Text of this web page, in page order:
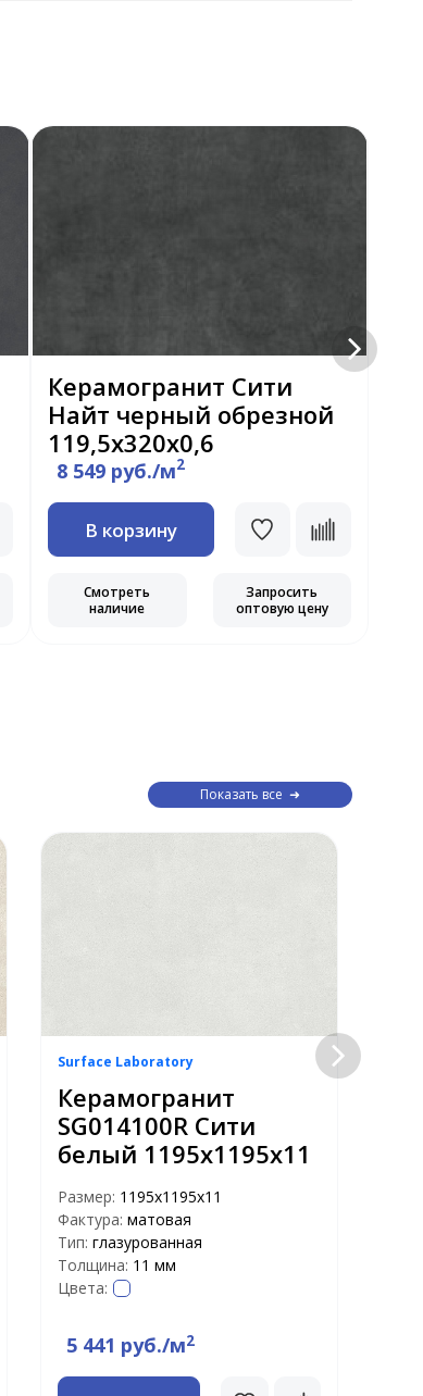
Керамогранит Сити
Найт черный обрезной
119,5х320х0,6
8 549 руб./м2
В корзину
Смотреть
наличие
Запросить
оптовую цену
Показать все
Surface Laboratory
Керамогранит
SG014100R Сити
белый 1195х1195х11
Размер: 1195х1195х11
Фактура: матовая
Тип: глазурованная
Толщина: 11 мм
Цвета:
5 441 руб./м2